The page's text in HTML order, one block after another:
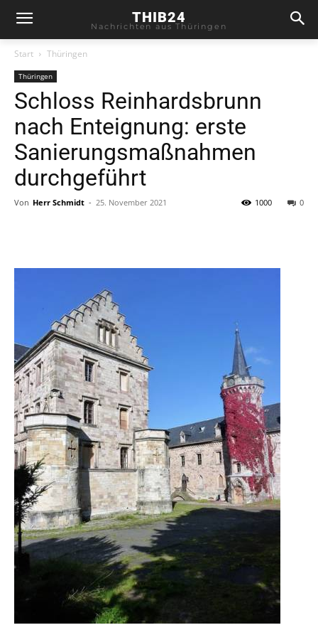
THIB24
Nachrichten aus Thüringen
Start Thüringen
Thüringen
Schloss Reinhardsbrunn
nach Enteignung: erste
Sanierungsmaßnahmen
durchgeführt
Von Herr Schmidt - 25. November 2021 0
1000